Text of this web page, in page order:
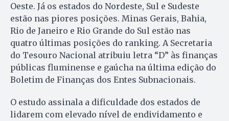
Oeste. Já os estados do Nordeste, Sul e Sudeste
estão nas piores posições. Minas Gerais, Bahia,
Rio de Janeiro e Rio Grande do Sul estão nas
quatro últimas posições do ranking. A Secretaria
do Tesouro Nacional atribuiu letra “D” às finanças
públicas fluminense e gaúcha na última edição do
Boletim de Finanças dos Entes Subnacionais.
O estudo assinala a dificuldade dos estados de
lidarem com elevado nível de endividamento e